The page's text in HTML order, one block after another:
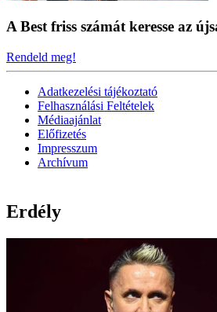
A Best friss számát keresse az
Rendeld meg!
Adatkezelési tájékoztató
Felhasználási Feltételek
Médiaajánlat
Előfizetés
Impresszum
Archívum
Erdély